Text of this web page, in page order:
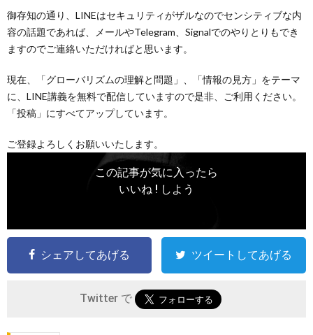
御存知の通り、LINEはセキュリティがザルなのでセンシティブな内
容の話題であれば、メールやTelegram、Signalでのやりとりもでき
ますのでご連絡いただければと思います。
現在、「グローバリズムの理解と問題」、「情報の見方」をテーマ
に、LINE講義を無料で配信していますので是非、ご利用ください。
「投稿」にすべてアップしています。
ご登録よろしくお願いいたします。
この記事が気に入ったら
いいね ! しよう
シェアしてあげる ツイートしてあげる
Twitter で